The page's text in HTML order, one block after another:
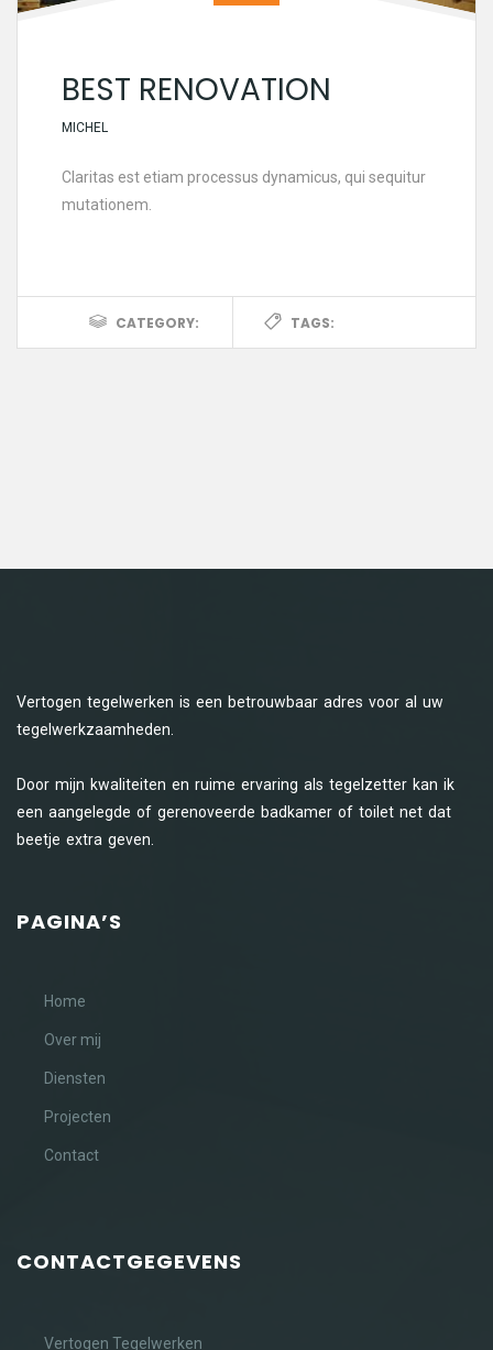
BEST RENOVATION
MICHEL
Claritas est etiam processus dynamicus, qui sequitur
mutationem.
CATEGORY: TAGS:
Vertogen tegelwerken is een betrouwbaar adres voor al uw
tegelwerkzaamheden.
Door mijn kwaliteiten en ruime ervaring als tegelzetter kan ik
een aangelegde of gerenoveerde badkamer of toilet net dat
beetje extra geven.
PAGINA’S
Home
Over mij
Diensten
Projecten
Contact
CONTACTGEGEVENS
Vertogen Tegelwerken